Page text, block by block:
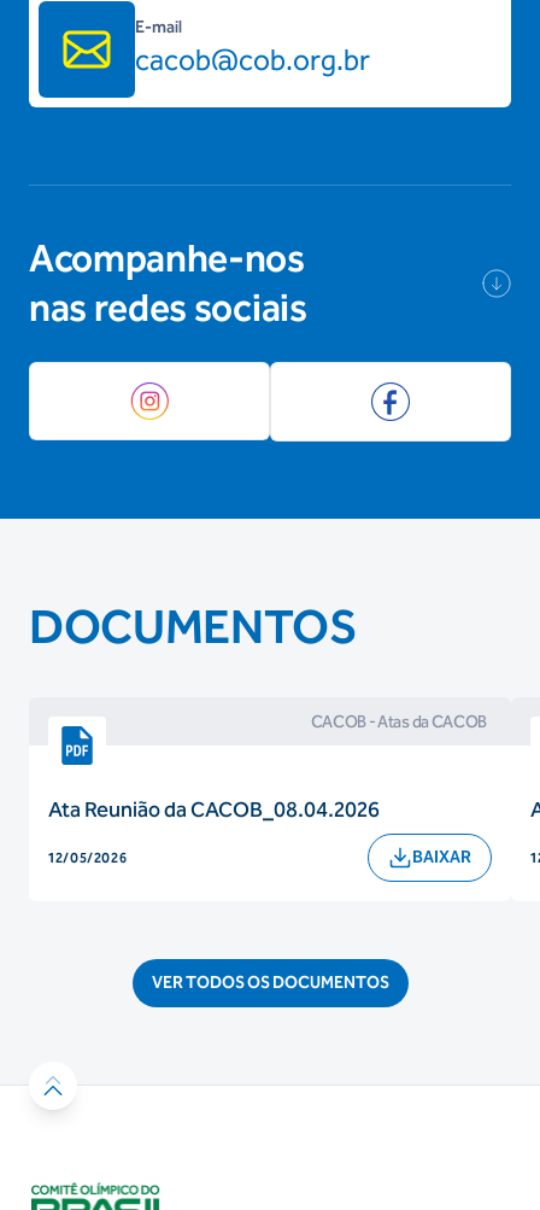
E-mail
cacob@cob.org.br
Acompanhe-nos
nas redes sociais
DOCUMENTOS
CACOB- Atas da CACOB
Ata Reunião da CACOB_08.04.2026
12/05/2026 BAIXAR
VER TODOS OS DOCUMENTOS